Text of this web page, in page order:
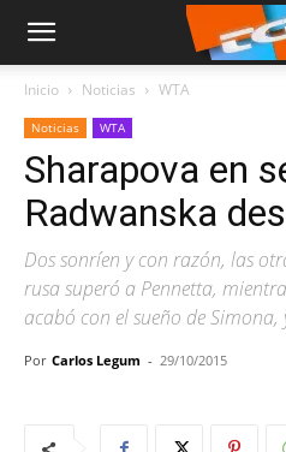
Inicio Noticias WTA
Noticias WTA
Sharapova en
Radwanska
Dos sonríen y con razón, las
rusa superó a Pennetta,
acabó con el sueño de Simona,
Por Carlos Legum - 29/10/2015